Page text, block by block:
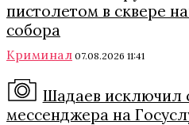
пистолетом в сквере
собора
Криминал 07.08.2026 11:41
Шадаев исключил
мессенджера на